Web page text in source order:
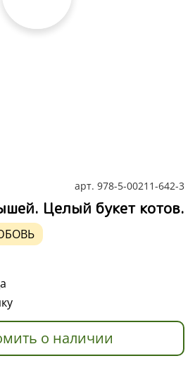
арт. 978-5-00211-642-3
Целый букет котов.
о наличии